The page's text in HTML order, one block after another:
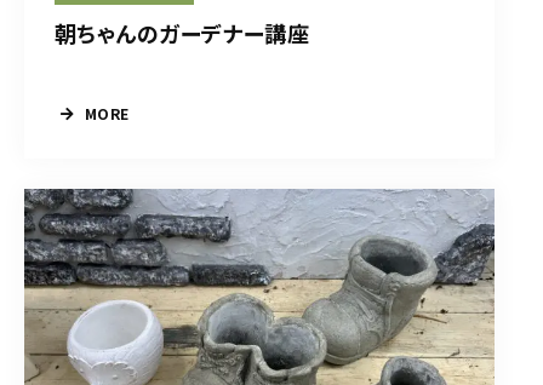
朝ちゃんのガーデナー講座
MORE